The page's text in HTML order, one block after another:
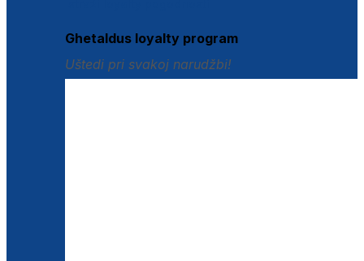
Ghetaldus loyalty program
Uštedi pri svakoj narudžbi!